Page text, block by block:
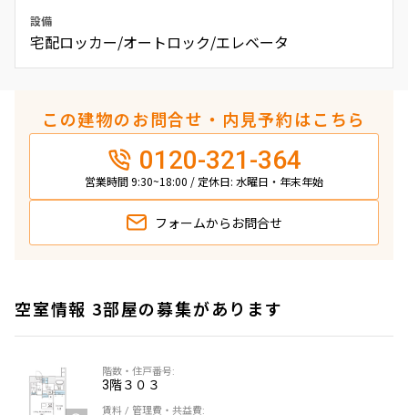
設備
宅配ロッカー/オートロック/エレベータ
この建物のお問合せ・内見予約はこちら
0120-321-364
営業時間 9:30~18:00 / 定休日: 水曜日・年末年始
フォームから お問合せ
空室情報 3部屋の募集があります
3階３０３